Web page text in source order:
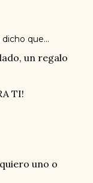
dicho que…
un regalo
TI!
uno o